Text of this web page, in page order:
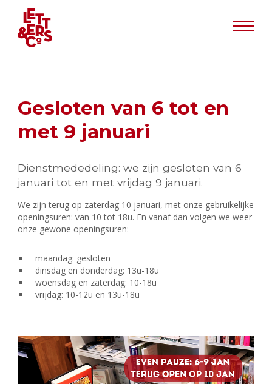
Gesloten van 6 tot en
met 9 januari
Dienstmededeling: we zijn gesloten van 6
januari tot en met vrijdag 9 januari.
We zijn terug op zaterdag 10 januari, met onze gebruikelijke
openingsuren: van 10 tot 18u. En vanaf dan volgen we weer
onze gewone openingsuren:
maandag: gesloten
dinsdag en donderdag: 13u-18u
woensdag en zaterdag: 10-18u
vrijdag: 10-12u en 13u-18u